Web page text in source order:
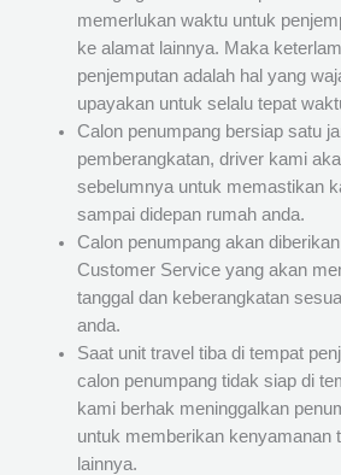
memerlukan waktu untuk
ke alamat lainnya. Maka
penjemputan adalah hal yang
upayakan untuk selalu tepat
Calon penumpang bersiap satu
pemberangkatan, driver kami
sebelumnya untuk memastikan
sampai didepan rumah anda.
Calon penumpang akan
Customer Service yang akan
tanggal dan keberangkatan
anda.
Saat unit travel tiba di tempat
calon penumpang tidak siap di
kami berhak meninggalkan
untuk memberikan kenyamanan
lainnya.